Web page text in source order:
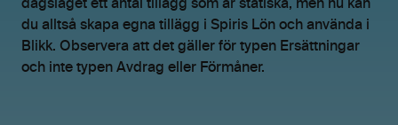
dagsläget ett antal tillägg som är statiska, men nu kan
du alltså skapa egna tillägg i Spiris Lön och använda i
Blikk. Observera att det gäller för typen Ersättningar
och inte typen Avdrag eller Förmåner.